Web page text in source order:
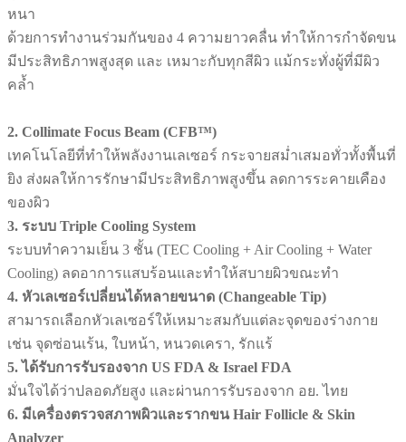
หนา
ด้วยการทำงานร่วมกันของ 4 ความยาวคลื่น ทำให้การกำจัดขน
มีประสิทธิภาพสูงสุด และ เหมาะกับทุกสีผิว แม้กระทั่งผู้ที่มีผิว
คล้ำ
2. Collimate Focus Beam (CFB™)
เทคโนโลยีที่ทำให้พลังงานเลเซอร์ กระจายสม่ำเสมอทั่วทั้งพื้นที่
ยิง ส่งผลให้การรักษามีประสิทธิภาพสูงขึ้น ลดการระคายเคือง
ของผิว
3. ระบบ Triple Cooling System
ระบบทำความเย็น 3 ชั้น (TEC Cooling + Air Cooling + Water
Cooling) ลดอาการแสบร้อนและทำให้สบายผิวขณะทำ
4. หัวเลเซอร์เปลี่ยนได้หลายขนาด (Changeable Tip)
สามารถเลือกหัวเลเซอร์ให้เหมาะสมกับแต่ละจุดของร่างกาย
เช่น จุดซ่อนเร้น, ใบหน้า, หนวดเครา, รักแร้
5. ได้รับการรับรองจาก US FDA & Israel FDA
มั่นใจได้ว่าปลอดภัยสูง และผ่านการรับรองจาก อย. ไทย
6. มีเครื่องตรวจสภาพผิวและรากขน Hair Follicle & Skin
Analyzer